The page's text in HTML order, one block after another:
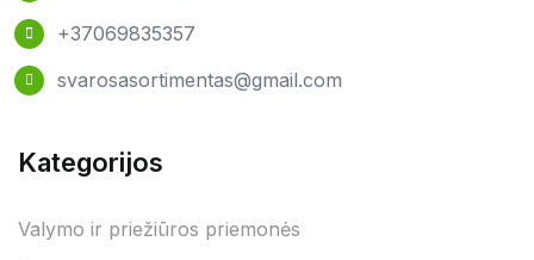
+37069835357
svarosasortimentas@gmail.com
Kategorijos
Valymo ir priežiūros priemonės